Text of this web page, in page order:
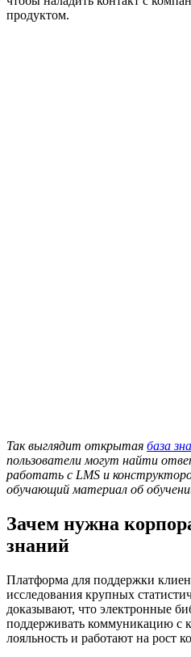
продуктом.
Так выглядит открытая база
пользователи могут найти
работать с LMS и
обучающий материал об
Зачем нужна
знаний
Платформа для поддержки
исследования крупных
доказывают, что электронные
поддерживать коммуникацию с
лояльность и работают на рост